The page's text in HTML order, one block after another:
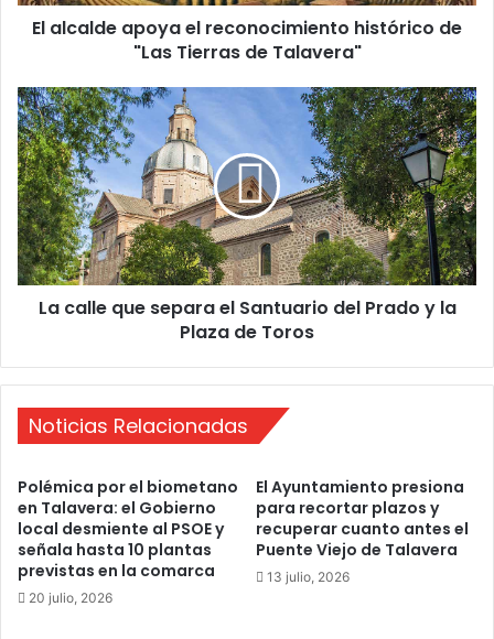
y
a
e
l
r
e
c
o
n
m
n
o
h
i
s
t
ó
El alcalde apoya el reconocimiento histórico de
"Las Tierras de Talavera"
L
a
c
a
l
l
e
q
u
a
l
S
a
n
t
u
La calle que separa el Santuario del Prado y la
Plaza de Toros
Noticias Relacionadas
Polémica por el biometano
en Talavera: el Gobierno
local desmiente al PSOE y
señala hasta 10 plantas
previstas en la comarca
20 julio, 2026
El Ayuntamiento presiona
para recortar plazos y
recuperar cuanto antes el
Puente Viejo de Talavera
13 julio, 2026